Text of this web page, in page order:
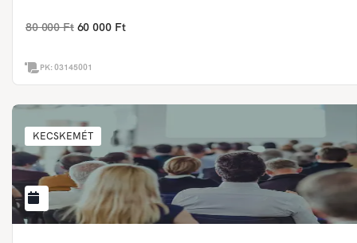
80 000 Ft 60 000 Ft
PK:03145001
KECSKEMÉT